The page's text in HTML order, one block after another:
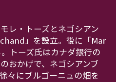
レ・トーズとネゴシアン
」を設立。後に「Mar
トーズ氏はカナダ銀行の
おかげで、ネゴシアンブ
々にブルゴーニュの畑を